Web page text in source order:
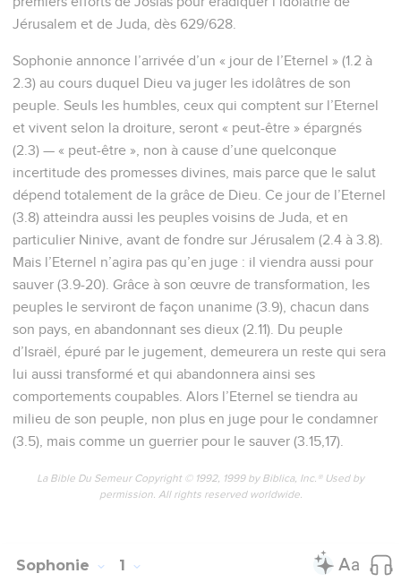
Jérusalem et de Juda, dès 629/628.
Sophonie annonce l’arrivée d’un « jour de l’Eternel » (1.2 à
2.3) au cours duquel Dieu va juger les idolâtres de son
peuple. Seuls les humbles, ceux qui comptent sur l’Eternel
et vivent selon la droiture, seront « peut-être » épargnés
(2.3) — « peut-être », non à cause d’une quelconque
incertitude des promesses divines, mais parce que le salut
dépend totalement de la grâce de Dieu. Ce jour de l’Eternel
(3.8) atteindra aussi les peuples voisins de Juda, et en
particulier Ninive, avant de fondre sur Jérusalem (2.4 à 3.8).
Mais l’Eternel n’agira pas qu’en juge : il viendra aussi pour
sauver (3.9-20). Grâce à son œuvre de transformation, les
peuples le serviront de façon unanime (3.9), chacun dans
son pays, en abandonnant ses dieux (2.11). Du peuple
d’Israël, épuré par le jugement, demeurera un reste qui sera
lui aussi transformé et qui abandonnera ainsi ses
comportements coupables. Alors l’Eternel se tiendra au
milieu de son peuple, non plus en juge pour le condamner
(3.5), mais comme un guerrier pour le sauver (3.15,17).
La Bible Du Semeur Copyright © 1992, 1999 by Biblica, Inc.® Used by
permission. All rights reserved worldwide.
Sophonie 1